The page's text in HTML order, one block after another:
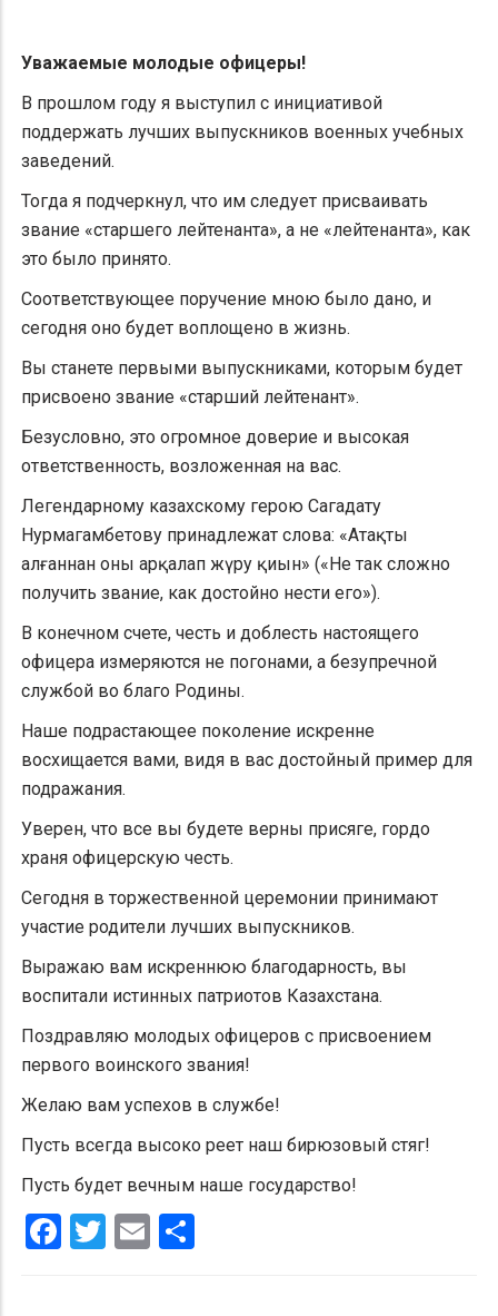
Уважаемые молодые офицеры!
В прошлом году я выступил с инициативой
поддержать лучших выпускников военных учебных
заведений.
Тогда я подчеркнул, что им следует присваивать
звание «старшего лейтенанта», а не «лейтенанта», как
это было принято.
Соответствующее поручение мною было дано, и
сегодня оно будет воплощено в жизнь.
Вы станете первыми выпускниками, которым будет
присвоено звание «старший лейтенант».
Безусловно, это огромное доверие и высокая
ответственность, возложенная на вас.
Легендарному казахскому герою Сагадату
Нурмагамбетову принадлежат слова: «Атақты
алғаннан оны арқалап жүру қиын» («Не так сложно
получить звание, как достойно нести его»).
В конечном счете, честь и доблесть настоящего
офицера измеряются не погонами, а безупречной
службой во благо Родины.
Наше подрастающее поколение искренне
восхищается вами, видя в вас достойный пример для
подражания.
Уверен, что все вы будете верны присяге, гордо
храня офицерскую честь.
Сегодня в торжественной церемонии принимают
участие родители лучших выпускников.
Выражаю вам искреннюю благодарность, вы
воспитали истинных патриотов Казахстана.
Поздравляю молодых офицеров с присвоением
первого воинского звания!
Желаю вам успехов в службе!
Пусть всегда высоко реет наш бирюзовый стяг!
Пусть будет вечным наше государство!
Facebook
Twitter
Email